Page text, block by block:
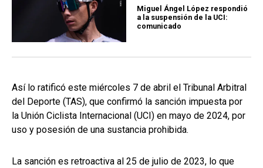
Miguel Ángel López respondió
a la suspensión de la UCI:
comunicado
Así lo ratificó este miércoles 7 de abril el Tribunal Arbitral
del Deporte (TAS), que confirmó la sanción impuesta por
la Unión Ciclista Internacional (UCI) en mayo de 2024, por
uso y posesión de una sustancia prohibida.
La sanción es retroactiva al 25 de julio de 2023, lo que